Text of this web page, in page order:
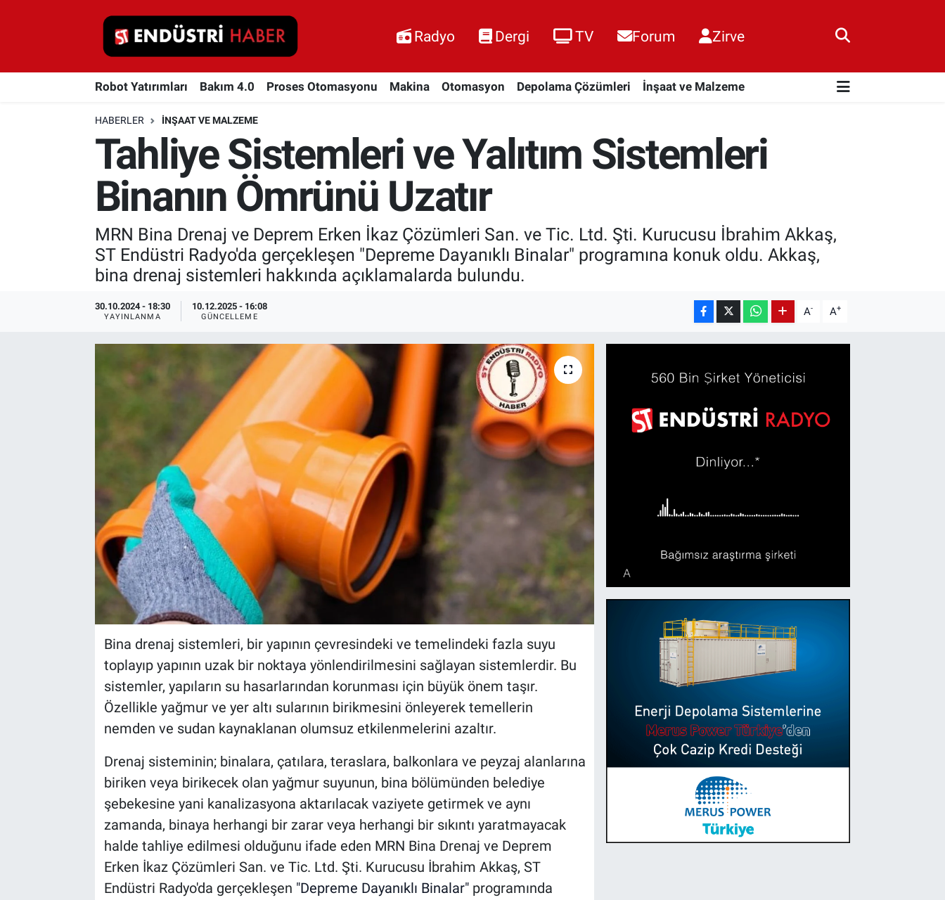
Radyo Dergi TV Forum Zirve
Robot Yatırımları Bakım 4.0 Proses Otomasyonu Makina Otomasyon Depolama Çözümleri İnşaat ve Malzeme
HABERLER İNŞAAT VE MALZEME
Tahliye Sistemleri ve Yalıtım Sistemleri
Binanın Ömrünü Uzatır
MRN Bina Drenaj ve Deprem Erken İkaz Çözümleri San. ve Tic. Ltd. Şti. Kurucusu İbrahim Akkaş,
ST Endüstri Radyo'da gerçekleşen "Depreme Dayanıklı Binalar" programına konuk oldu. Akkaş,
bina drenaj sistemleri hakkında açıklamalarda bulundu.
30.10.2024 - 18:30
YAYINLANMA
10.12.2025 - 16:08
GÜNCELLEME A- A+
Bina drenaj sistemleri, bir yapının çevresindeki ve temelindeki fazla suyu
toplayıp yapının uzak bir noktaya yönlendirilmesini sağlayan sistemlerdir. Bu
sistemler, yapıların su hasarlarından korunması için büyük önem taşır.
Özellikle yağmur ve yer altı sularının birikmesini önleyerek temellerin
nemden ve sudan kaynaklanan olumsuz etkilenmelerini azaltır.
Drenaj sisteminin; binalara, çatılara, teraslara, balkonlara ve peyzaj alanlarına
biriken veya birikecek olan yağmur suyunun, bina bölümünden belediye
şebekesine yani kanalizasyona aktarılacak vaziyete getirmek ve aynı
zamanda, binaya herhangi bir zarar veya herhangi bir sıkıntı yaratmayacak
halde tahliye edilmesi olduğunu ifade eden MRN Bina Drenaj ve Deprem
Erken İkaz Çözümleri San. ve Tic. Ltd. Şti. Kurucusu İbrahim Akkaş, ST
Endüstri Radyo'da gerçekleşen "Depreme Dayanıklı Binalar"programında
Robot Yatırımları
Proses Otomasyonu
Otomasyon
Depolama Çözümleri
İnşaat ve Malzeme
HaberOrtak
EndüstriST
Enerjisini Üreten Fabrikalar